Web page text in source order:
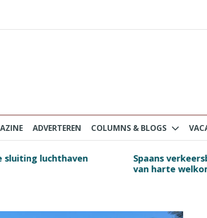
ADVERTEREN COLUMNS & BLOGS
na protesten massatoerisme: ‘Nederlandse